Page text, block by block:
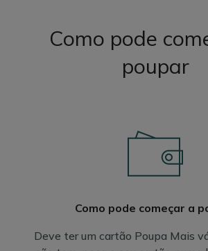
Como pode
poupar
Como pode começar a
Deve ter um cartão Poupa Mais